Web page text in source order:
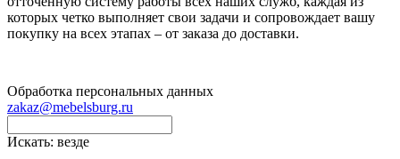
которых четко выполняет свои задачи и сопровождает вашу
покупку на всех этапах – от заказа до доставки.
Обработка персональных данных
zakaz@mebelsburg.ru
Искать: везде